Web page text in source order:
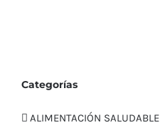
Categorías
ALIMENTACIÓN SALUDABLE